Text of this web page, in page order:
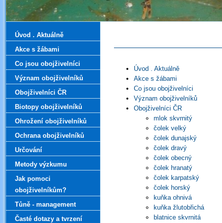
Úvod . Aktuálně
Akce s žábami
Co jsou obojživelníci
Význam obojživelníků
Obojživelníci ČR
mlok skvrnitý
čolek velký
čolek dunajský
čolek dravý
čolek obecný
čolek hranatý
čolek karpatský
čolek horský
kuňka ohnivá
kuňka žlutobřichá
blatnice skvrnitá
Úvod . Aktuálně
Akce s žábami
Co jsou obojživelníci
Význam obojživelníků
Obojživelníci ČR
Biotopy obojživelníků
Ohrožení obojživelníků
Ochrana obojživelníků
Určování
Metody výzkumu
Jak pomoci
obojživelníkům?
Tůně - management
Časté dotazy a tvrzení